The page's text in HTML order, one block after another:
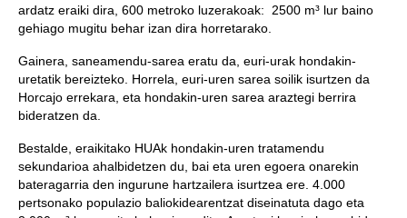
ardatz eraiki dira, 600 metroko luzerakoak: 2500 m³ lur baino
gehiago mugitu behar izan dira horretarako.
Gainera, saneamendu-sarea eratu da, euri-urak hondakin-
uretatik bereizteko. Horrela, euri-uren sarea soilik isurtzen da
Horcajo errekara, eta hondakin-uren sarea araztegi berrira
bideratzen da.
Bestalde, eraikitako HUAk hondakin-uren tratamendu
sekundarioa ahalbidetzen du, bai eta uren egoera onarekin
bateragarria den ingurune hartzailera isurtzea ere. 4.000
pertsonako populazio baliokidearentzat diseinatuta dago eta